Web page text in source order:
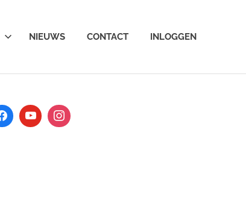
NIEUWS CONTACT INLOGGEN